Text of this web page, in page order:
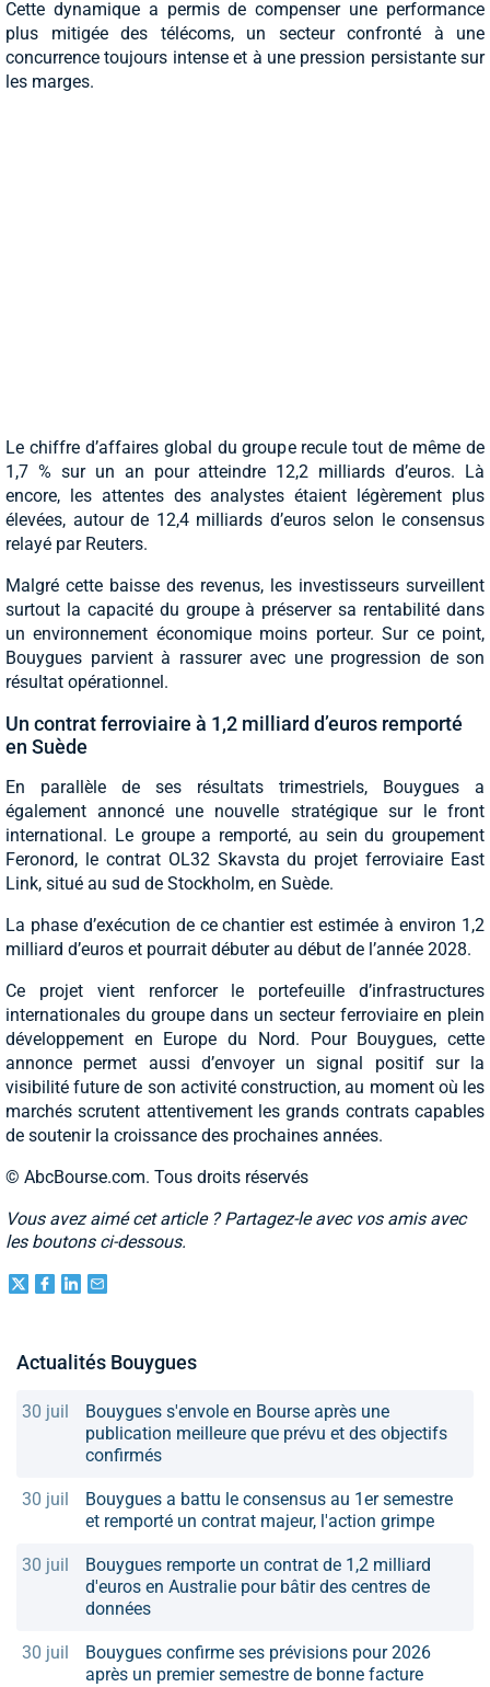
Cette dynamique a permis de compenser une performance
plus mitigée des télécoms, un secteur confronté à une
concurrence toujours intense et à une pression persistante sur
les marges.
Le chiffre d’affaires global du groupe recule tout de même de
1,7 % sur un an pour atteindre 12,2 milliards d’euros. Là
encore, les attentes des analystes étaient légèrement plus
élevées, autour de 12,4 milliards d’euros selon le consensus
relayé par Reuters.
Malgré cette baisse des revenus, les investisseurs surveillent
surtout la capacité du groupe à préserver sa rentabilité dans
un environnement économique moins porteur. Sur ce point,
Bouygues parvient à rassurer avec une progression de son
résultat opérationnel.
Un contrat ferroviaire à 1,2 milliard d’euros remporté
en Suède
En parallèle de ses résultats trimestriels, Bouygues a
également annoncé une nouvelle stratégique sur le front
international. Le groupe a remporté, au sein du groupement
Feronord, le contrat OL32 Skavsta du projet ferroviaire East
Link, situé au sud de Stockholm, en Suède.
La phase d’exécution de ce chantier est estimée à environ 1,2
milliard d’euros et pourrait débuter au début de l’année 2028.
Ce projet vient renforcer le portefeuille d’infrastructures
internationales du groupe dans un secteur ferroviaire en plein
développement en Europe du Nord. Pour Bouygues, cette
annonce permet aussi d’envoyer un signal positif sur la
visibilité future de son activité construction, au moment où les
marchés scrutent attentivement les grands contrats capables
de soutenir la croissance des prochaines années.
© AbcBourse.com. Tous droits réservés
Vous avez aimé cet article ? Partagez-le avec vos amis avec
les boutons ci-dessous.
Actualités Bouygues
30 juil
Bouygues s'envole en Bourse après une
publication meilleure que prévu et des objectifs
confirmés
30 juil
Bouygues a battu le consensus au 1er semestre
et remporté un contrat majeur, l'action grimpe
30 juil
Bouygues remporte un contrat de 1,2 milliard
d'euros en Australie pour bâtir des centres de
données
30 juil
Bouygues confirme ses prévisions pour 2026
après un premier semestre de bonne facture